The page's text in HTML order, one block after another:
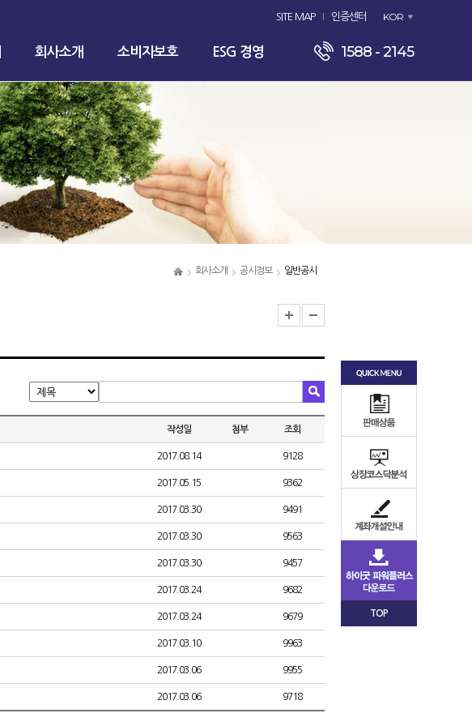
SITE MAP 인증센터 KOR
회사소개 소비자보호 ESG 경영 1588 - 2145
회사소개 공시정보 일반공시
작성일 첨부 조회
2017.08.14 9128
2017.05.15 9362
2017.03.30 9491
2017.03.30 9563
2017.03.30 9457
2017.03.24 9682
2017.03.24 9679
2017.03.10 9963
2017.03.06 9955
2017.03.06 9718
TOP